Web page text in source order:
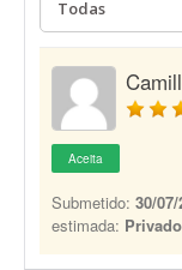
Aceita
Submetido: 30/
estimada: Privado